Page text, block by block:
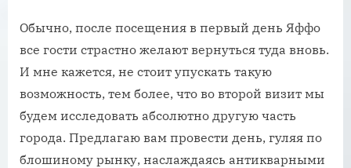
Обычно, после посещения в первый день Яффо
все гости страстно желают вернуться туда вновь.
И мне кажется, не стоит упускать такую
возможность, тем более, что во второй визит мы
будем исследовать абсолютно другую часть
города. Предлагаю вам провести день, гуляя по
блошиному рынку, наслаждаясь антикварными